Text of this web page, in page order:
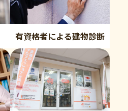
有資格者による建物診断